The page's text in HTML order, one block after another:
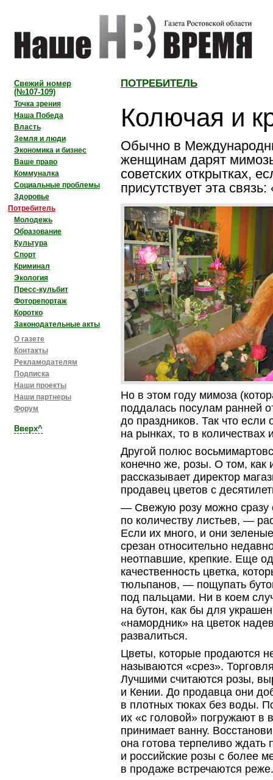
ПОТРЕБИТЕЛЬ
Колючая и
Обычно в
женщинам дарят
советских открытках,
присутствует эта
Но в этом году мимоза
поддалась посулам ранней
до праздников. Так что если
на рынках, то в
Другой полюс
конечно же, розы. О том, как
рассказывает директор
продавец цветов с
— Свежую розу можно сразу
по количеству листьев, —
Если их много, и они
срезан относительно
неотпавшие, крепкие. Еще
качественность цветка,
тюльпанов, — пощупать
под пальцами. Ни в коем
на бутон, как бы для
«намордник» на цветок
развалиться.
Цветы, которые продаются
называются «срез».
Лучшими считаются розы,
и Кении. До продавца они
в плотных тюках без воды.
их «с головой» погружают в
принимает ванну.
она готова терпеливо ждать
и российские розы с более
в продаже встречаются
Свежий номер
(№107-109)
Точка зрения
Наша Победа
Власть
Земля и люди
Экономика и бизнес
Ваше право
Коммуналка
Социальные проблемы
Здоровье
Потребитель
Молодежь
Образование
Культура
Спорт
Криминал
Экология
Пресс-кульбит
Фоторепортаж
Коротко
Законодательные акты
О газете
Контакты
Рекламодателям
Подписка
Наши проекты
Наши партнеры
Форум
Вверх^